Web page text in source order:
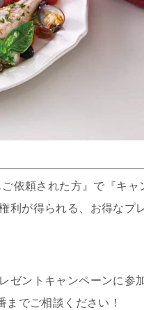
依頼された方』で『キ
利が得られる、お得なプ
ゼントキャンペーンに
でご相談ください！